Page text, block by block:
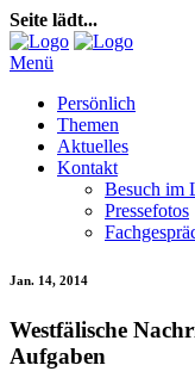
Seite lädt...
Menü
Persönlich
Themen
Aktuelles
Kontakt
Besuch im
Pressefotos
Jan. 14, 2014
Westfälische
Aufgaben